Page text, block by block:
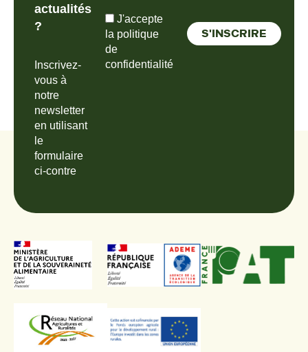
actualités
?
Inscrivez-
vous à
notre
newsletter
en utilisant
le
formulaire
ci-contre
J'accepte
la politique
de
confidentialité